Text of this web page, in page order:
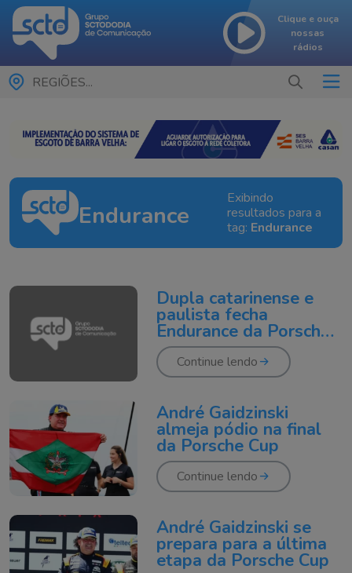
Clique e ouça
nossas
rádios
REGIÕES...
Endurance
Exibindo
resultados para a
tag: Endurance
Dupla catarinense e
paulista fecha
Endurance da Porsche
Cup Brasil em sexto
lugarContinue lendo
André Gaidzinski
almeja pódio na final
da Porsche Cup
Continue lendo
André Gaidzinski se
prepara para a última
etapa da Porsche Cup